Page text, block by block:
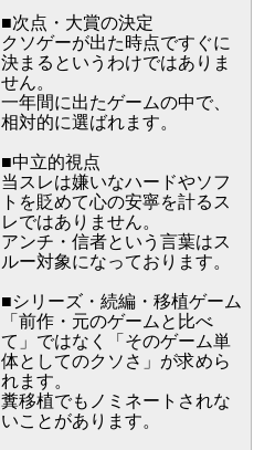
■次点・大賞の決定
クソゲーが出た時点ですぐに
決まるというわけではありま
せん。
一年間に出たゲームの中で、
相対的に選ばれます。
■中立的視点
当スレは嫌いなハードやソフ
トを貶めて心の安寧を計るス
レではありません。
アンチ・信者という言葉はス
ルー対象になっております。
■シリーズ・続編・移植ゲーム
「前作・元のゲームと比べ
て」ではなく「そのゲーム単
体としてのクソさ」が求めら
れます。
糞移植でもノミネートされな
いことがあります。